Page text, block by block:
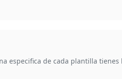
especifica de cada plantilla